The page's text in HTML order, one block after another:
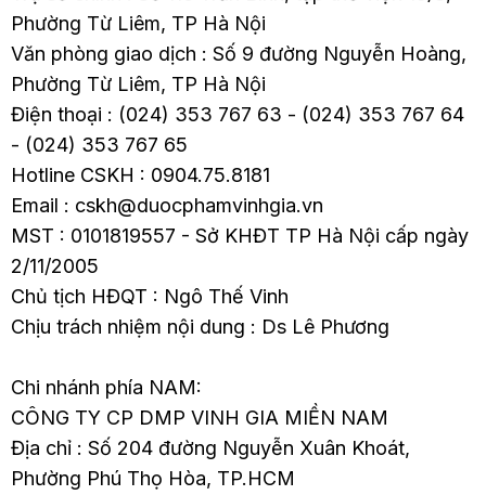
Phường Từ Liêm, TP Hà Nội
Văn phòng giao dịch : Số 9 đường Nguyễn Hoàng,
Phường Từ Liêm, TP Hà Nội
Điện thoại : (024) 353 767 63 - (024) 353 767 64
- (024) 353 767 65
Hotline CSKH : 0904.75.8181
Email : cskh@duocphamvinhgia.vn
MST : 0101819557 - Sở KHĐT TP Hà Nội cấp ngày
2/11/2005
Chủ tịch HĐQT : Ngô Thế Vinh
Chịu trách nhiệm nội dung : Ds Lê Phương
Chi nhánh phía NAM:
CÔNG TY CP DMP VINH GIA MIỀN NAM
Địa chỉ : Số 204 đường Nguyễn Xuân Khoát,
Phường Phú Thọ Hòa, TP.HCM